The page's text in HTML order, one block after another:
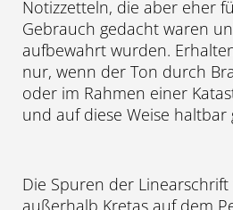
Notizzetteln, die aber eher
Gebrauch gedacht waren
aufbewahrt wurden.
nur, wenn der Ton durch
oder im Rahmen einer
und auf diese Weise
Die Spuren der
außerhalb Kretas auf dem